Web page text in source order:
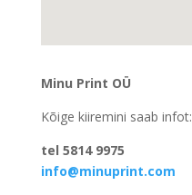
Minu Print OÜ
Kõige kiiremini saab infot:
tel 5814 9975
info@minuprint.com